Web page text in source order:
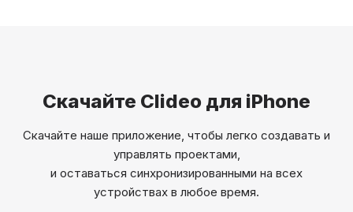
Скачайте Clideo для iPhone
Скачайте наше приложение, чтобы легко создавать и
управлять проектами,
и оставаться синхронизированными на всех
устройствах в любое время.